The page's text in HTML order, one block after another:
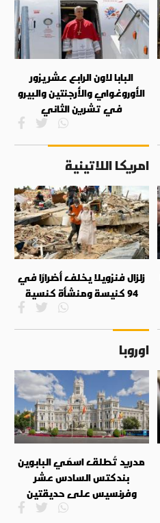
البابا لاون الرابع عشر يزور
الأوروغواي والأرجنتين والبيرو
في تشرين الثاني
امريكا اللاتينية
زلزال فنزويلا يخلف أضرارًا في
94 كنيسة ومنشأة كنسية
اوروبا
مدريد تُطلق اسمَي البابوين
بندكتس السادس عشر
وفرنسيس على حديقتين